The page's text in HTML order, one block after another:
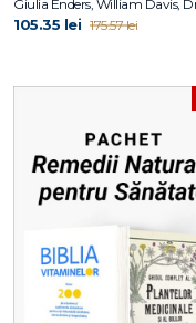
105.35 lei 175.57 lei